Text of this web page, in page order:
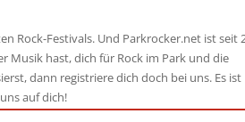
Rock-Festivals. Und Parkrocker.net ist seit
Musik hast, dich für Rock im Park und die
dann registriere dich doch bei uns. Es ist
auf dich!